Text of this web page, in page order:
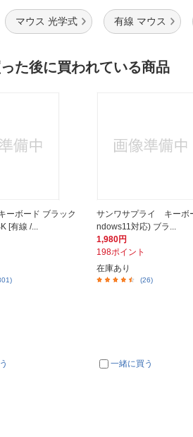
マウス 光学式 有線 マウス
た後に買われている商品
ーボード ブラック
[有線 /...
サンワサプライ キーボ
ndows11対応) ブラ...
1,980円
198ポイント
在庫あり
(26)
一緒に買う